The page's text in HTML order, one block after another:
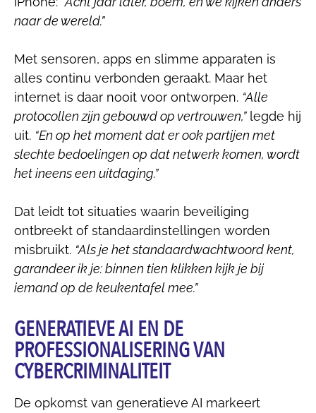
naar de wereld.”
Met sensoren, apps en slimme apparaten is
alles continu verbonden geraakt. Maar het
internet is daar nooit voor ontworpen. “Alle
protocollen zijn gebouwd op vertrouwen,”legde hij
uit. “En op het moment dat er ook partijen met
slechte bedoelingen op dat netwerk komen, wordt
het ineens een uitdaging.”
Dat leidt tot situaties waarin beveiliging
ontbreekt of standaardinstellingen worden
misbruikt. “Als je het standaardwachtwoord kent,
garandeer ik je: binnen tien klikken kijk je bij
iemand op de keukentafel mee.”
GENERATIEVE AI EN DE
PROFESSIONALISERING VAN
CYBERCRIMINALITEIT
De opkomst van generatieve AI markeert